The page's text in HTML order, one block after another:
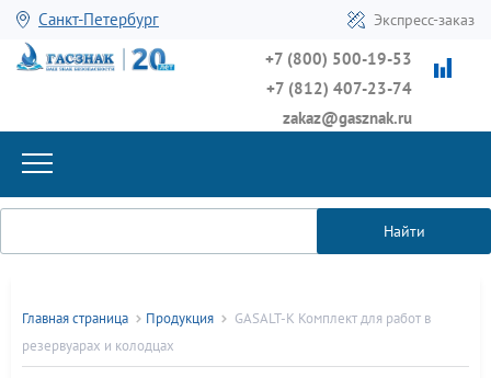
Санкт-Петербург Экспресс-заказ
+7 (800) 500-19-53
+7 (812) 407-23-74
zakaz@gasznak.ru
Найти
Главная страница Продукция
GASALT-K Комплект для работ в
резервуарах и колодцах